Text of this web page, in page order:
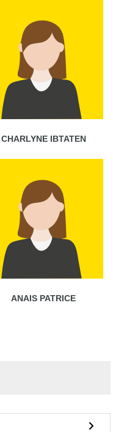
CHARLYNE IBTATEN
ANAIS PATRICE